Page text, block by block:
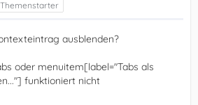
ausblenden?
oder menuitem[label="Tabs als
funktioniert nicht